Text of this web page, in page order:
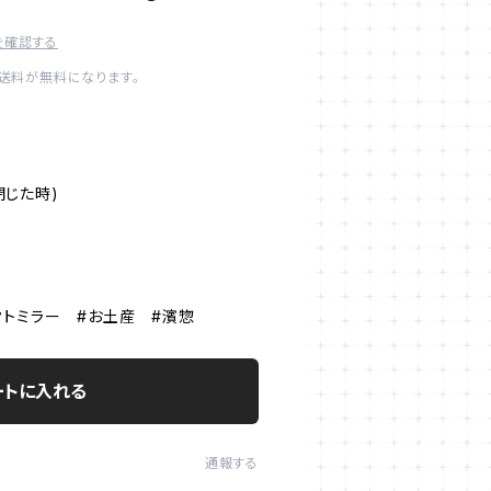
認する
が無料になります。
じた時)
ミラー #お土産 #濱惣
に入れる
通報する